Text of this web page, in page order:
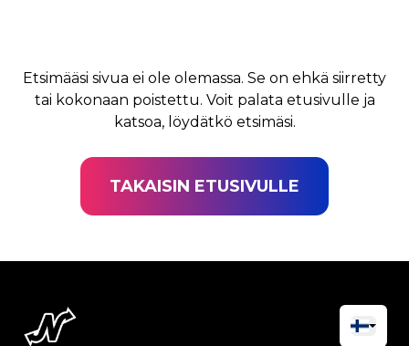
Etsimääsi sivua ei ole olemassa. Se on ehkä siirretty
tai kokonaan poistettu. Voit palata etusivulle ja
katsoa, löydätkö etsimäsi.
TAKAISIN ETUSIVULLE